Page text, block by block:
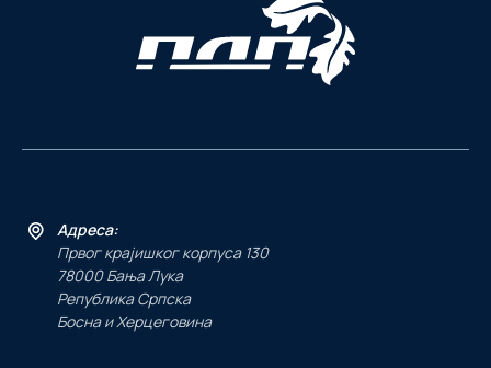
Адреса:
Првог крајишког корпуса 130
78000 Бања Лука
Република Српска
Босна и Херцеговина